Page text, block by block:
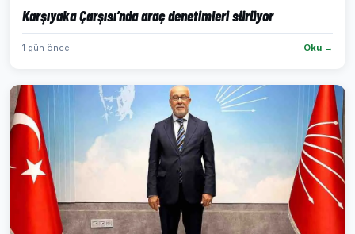
Karşıyaka Çarşısı’nda araç denetimleri sürüyor
1 gün önce Oku →